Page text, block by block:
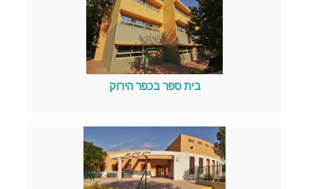
בית ספר בכפר הירוק